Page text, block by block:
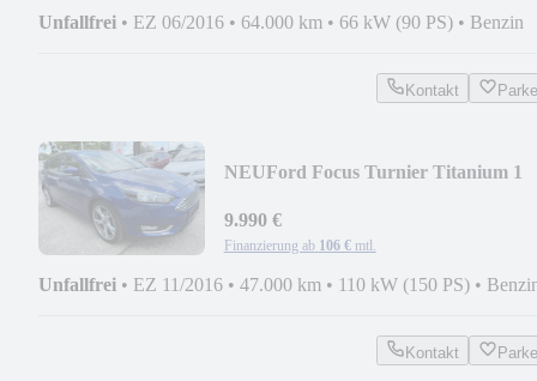
Unfallfrei • EZ 06/2016 • 64.000 km • 66 kW (90 PS) • Benzin
Kontakt
NEUFord Focus Turnier Titanium 1
9.990 €
Finanzierung ab 106 € mtl.
Unfallfrei • EZ 11/2016 • 47.000 km • 110 kW (150 PS) •
Kontakt